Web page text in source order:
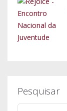
Pesquisar